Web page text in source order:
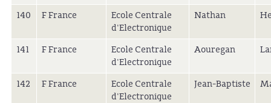
140 F France
Ecole Centrale
d'Electronique
Nathan
141 F France
Ecole Centrale
d'Electronique
Aouregan
142 F France
Ecole Centrale
d'Electronique
Jean-Baptiste